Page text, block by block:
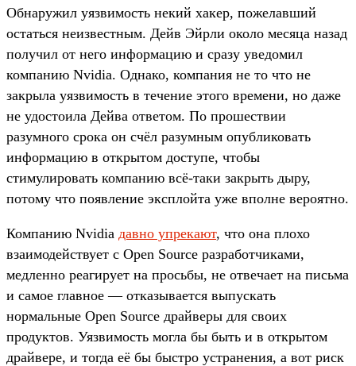
Обнаружил уязвимость некий хакер, пожелавший
остаться неизвестным. Дейв Эйрли около месяца назад
получил от него информацию и сразу уведомил
компанию Nvidia. Однако, компания не то что не
закрыла уязвимость в течение этого времени, но даже
не удостоила Дейва ответом. По прошествии
разумного срока он счёл разумным опубликовать
информацию в открытом доступе, чтобы
стимулировать компанию всё-таки закрыть дыру,
потому что появление эксплойта уже вполне вероятно.
Компанию Nvidia давно упрекают, что она плохо
взаимодействует с Open Source разработчиками,
медленно реагирует на просьбы, не отвечает на письма
и самое главное — отказывается выпускать
нормальные Open Source драйверы для своих
продуктов. Уязвимость могла бы быть и в открытом
драйвере, и тогда её бы быстро устранения, а вот риск